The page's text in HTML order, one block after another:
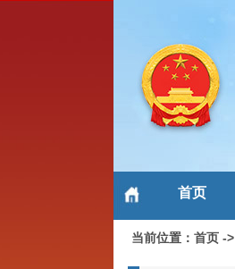
首页
当前位置： 首页->